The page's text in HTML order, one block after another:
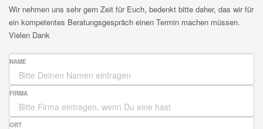
Wir nehmen uns sehr gern Zeit für Euch, bedenkt bitte daher, das wir für
ein kompetentes Beratungsgespräch einen Termin machen müssen.
Vielen Dank
NAME
FIRMA
ORT